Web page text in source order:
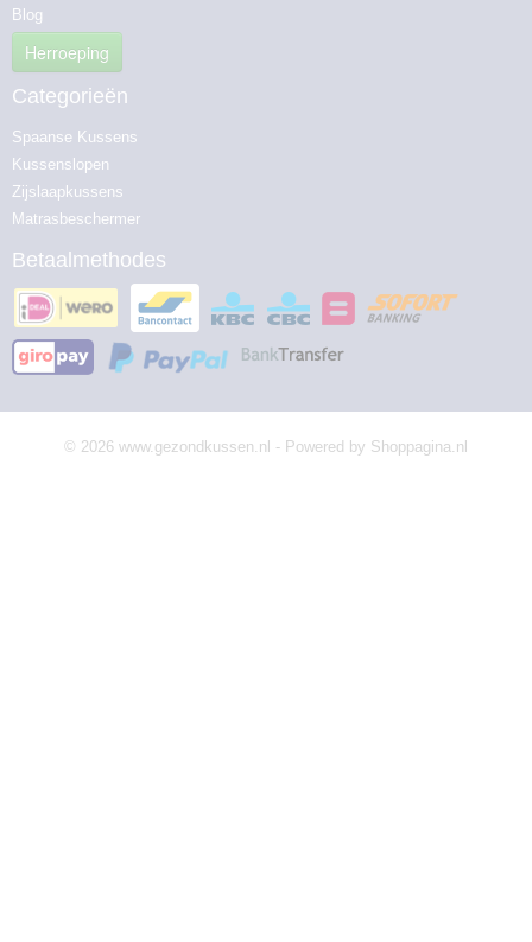
Blog
Herroeping
Categorieën
Spaanse Kussens
Kussenslopen
Zijslaapkussens
Matrasbeschermer
Betaalmethodes
© 2026 www.gezondkussen.nl - Powered by Shoppagina.nl